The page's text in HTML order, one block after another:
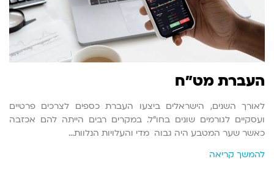
העברת מט"ח
לאורך השנים, הישראלים ביצעו העברת כספים לצרכים פרטיים
ועסקיים לגורמים שונים בחו"ל. במקרים רבים הייתה להם אכזבה
כאשר שער המטבע היה גבוה מדי והעלויות הנלוות…
להמשך קריאה